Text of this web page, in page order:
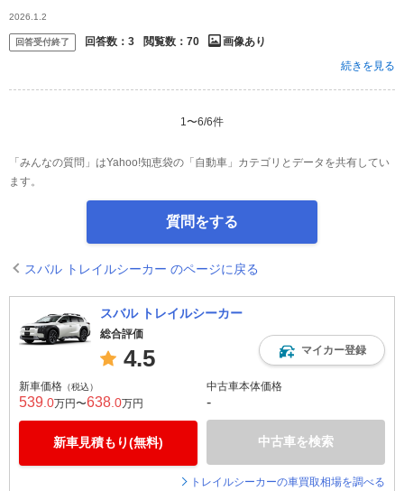
ルも含めてリサーチしましたが、もし間違ってる部分があればご指
摘ください。 皆さ
2026.1.2
回答受付終了 回答数： 3 閲覧数： 70
画像あり
続きを見る
1 〜6/6件
「みんなの質問」はYahoo!知恵袋の「自動車」カテゴリとデータを共有してい
ます。
質問をする
スバル トレイルシーカー のページに戻る
スバル トレイルシーカー
総合評価
4.5 マイカー登録
新車価格 （税込）
539 .0万円〜638 .0万円
新車見積もり(無料)
中古車本体価格
-
中古車を検索
トレイルシーカーの車買取相場を調べる